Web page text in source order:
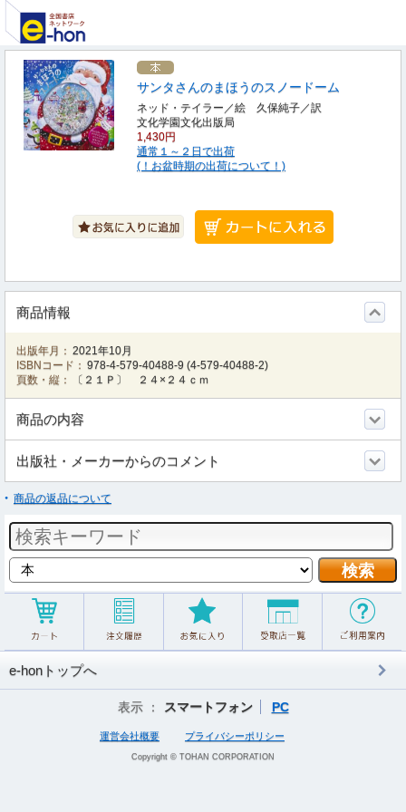
サンタさんのまほうのスノードーム
ネッド・テイラー／絵 久保純子／訳
文化学園文化出版局
1,430円
通常１～２日で出荷
(！お盆時期の出荷について！)
商品情報
出版年月： 2021年10月
ISBNコード： 978-4-579-40488-9 (4-579-40488-2)
頁数・縦：
〔２１Ｐ〕 ２４×２４ｃｍ
商品の内容
出版社・メーカーからのコメント
商品の返品について
e-honトップへ
表示 ： スマートフォン PC
運営会社概要 プライバシーポリシー
Copyright © TOHAN CORPORATION